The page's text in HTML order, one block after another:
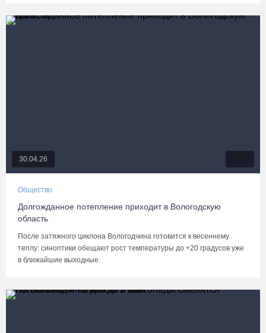
30.04.26
Общество
Долгожданное потепление приходит в Вологодскую
область
После затяжного циклона Вологодчина готовится к весеннему
теплу: синоптики обещают рост температуры до +20 градусов уже
в ближайшие выходные.